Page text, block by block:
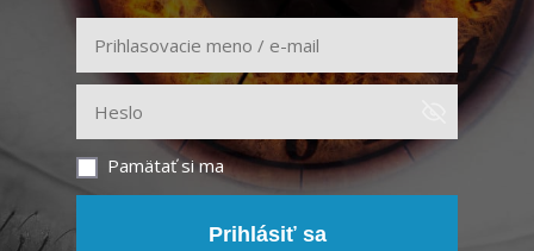
Pamätať si ma
Prihlásiť sa